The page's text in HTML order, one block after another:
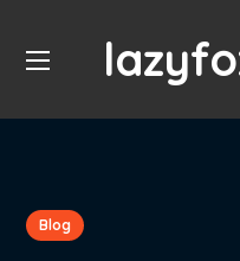
Blog